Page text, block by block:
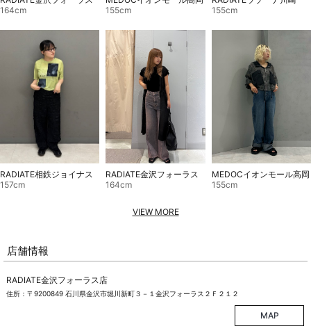
164cm
155cm
155cm
RADIATE相鉄ジョイナス
157cm
RADIATE金沢フォーラス
164cm
MEDOCイオンモール高岡
155cm
VIEW MORE
店舗情報
RADIATE金沢フォーラス店
住所：〒9200849 石川県金沢市堀川新町３－１金沢フォーラス２Ｆ２１２
MAP